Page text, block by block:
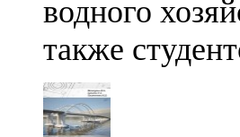
водного
также